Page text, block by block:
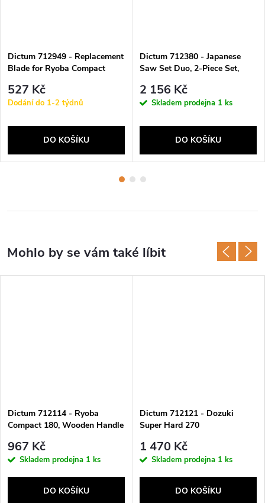
Dictum 712949 - Replacement
Blade for Ryoba Compact
527 Kč
Dodání do 1-2 týdnů
DO KOŠÍKU
Dictum 712380 - Japanese
Saw Set Duo, 2-Piece Set,
2 156 Kč
Skladem prodejna 1 ks
DO KOŠÍKU
Dictum 712114 - Ryoba
Compact 180, Wooden Handle
967 Kč
Skladem prodejna 1 ks
DO KOŠÍKU
Dictum 712121 - Dozuki
Super Hard 270
1 470 Kč
Skladem prodejna 1 ks
DO KOŠÍKU